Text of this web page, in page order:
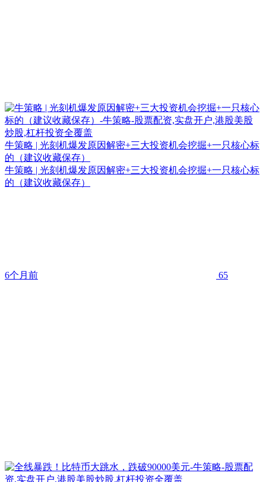
牛策略 | 光刻机爆发原因解密+三大投资机会挖掘+一只核心标
的（建议收藏保存）
牛策略 | 光刻机爆发原因解密+三大投资机会挖掘+一只核心标
的（建议收藏保存）
6个月前 65